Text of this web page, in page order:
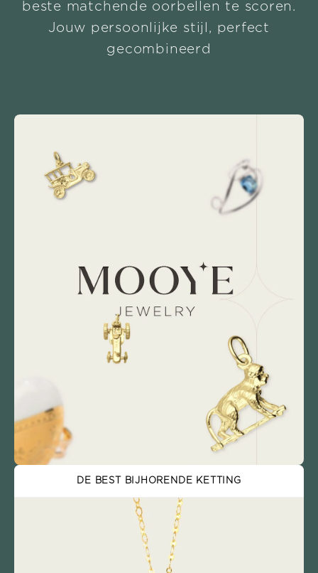
beste matchende oorbellen te scoren.
Jouw persoonlijke stijl, perfect
gecombineerd
DE BEST BIJHORENDE KETTING